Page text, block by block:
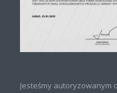
Jesteśmy autoryzowanym